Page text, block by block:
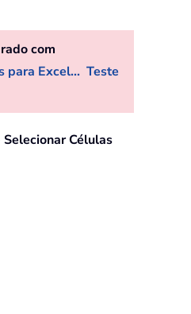
com
para Excel... Teste
Selecionar Células